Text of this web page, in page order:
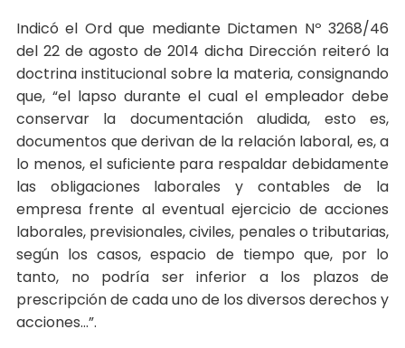
Indicó el Ord que mediante Dictamen Nº 3268/46
del 22 de agosto de 2014 dicha Dirección reiteró la
doctrina institucional sobre la materia, consignando
que, “el lapso durante el cual el empleador debe
conservar la documentación aludida, esto es,
documentos que derivan de la relación laboral, es, a
lo menos, el suficiente para respaldar debidamente
las obligaciones laborales y contables de la
empresa frente al eventual ejercicio de acciones
laborales, previsionales, civiles, penales o tributarias,
según los casos, espacio de tiempo que, por lo
tanto, no podría ser inferior a los plazos de
prescripción de cada uno de los diversos derechos y
acciones…”.